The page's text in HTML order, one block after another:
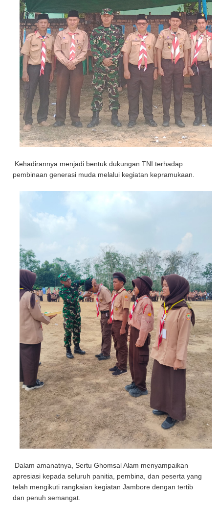
Kehadirannya menjadi bentuk dukungan TNI terhadap
pembinaan generasi muda melalui kegiatan kepramukaan.
Dalam amanatnya, Sertu Ghomsal Alam menyampaikan
apresiasi kepada seluruh panitia, pembina, dan peserta yang
telah mengikuti rangkaian kegiatan Jambore dengan tertib
dan penuh semangat.